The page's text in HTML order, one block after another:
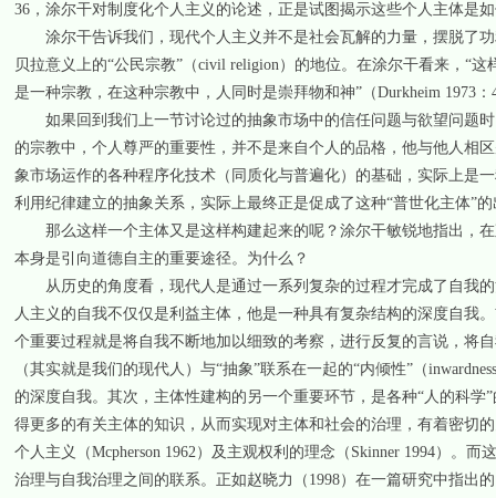
36，涂尔干对制度化个人主义的论述，正是试图揭示这些个人主体是
涂尔干告诉我们，现代个人主义并不是社会瓦解的力量，摆脱了功
贝拉意义上的“公民宗教”（civil religion）的地位。在涂尔干看来，“
是一种宗教，在这种宗教中，人同时是崇拜物和神”（Durkheim 1973
如果回到我们上一节讨论过的抽象市场中的信任问题与欲望问题时
的宗教中，个人尊严的重要性，并不是来自个人的品格，他与他人相
象市场运作的各种程序化技术（同质化与普遍化）的基础，实际上是
利用纪律建立的抽象关系，实际上最终正是促成了这种“普世化主体”的
那么这样一个主体又是这样构建起来的呢？涂尔干敏锐地指出，在
本身是引向道德自主的重要途径。为什么？
从历史的角度看，现代人是通过一系列复杂的过程才完成了自我的
人主义的自我不仅仅是利益主体，他是一种具有复杂结构的深度自我
个重要过程就是将自我不断地加以细致的考察，进行反复的言说，将
（其实就是我们的现代人）与“抽象”联系在一起的“内倾性”（
的深度自我。其次，主体性建构的另一个重要环节，是各种“人的科
得更多的有关主体的知识，从而实现对主体和社会的治理，有着密切
个人主义（Mcpherson 1962）及主观权利的理念（Skinner 1994）。
治理与自我治理之间的联系。正如赵晓力（1998）在一篇研究中指出